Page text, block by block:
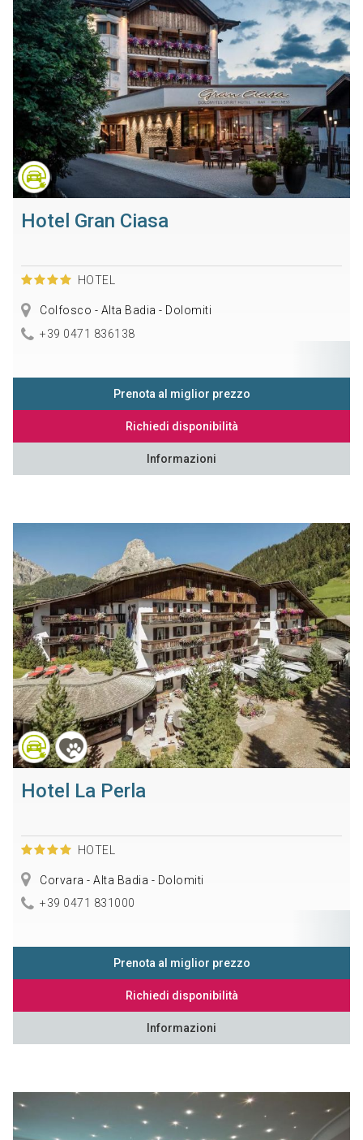
Hotel Gran Ciasa
HOTEL
Colfosco - Alta Badia - Dolomiti
+39 0471 836138
Prenota al miglior prezzo
Richiedi disponibilità
Informazioni
Hotel La Perla
HOTEL
Corvara - Alta Badia - Dolomiti
+39 0471 831000
Prenota al miglior prezzo
Richiedi disponibilità
Informazioni